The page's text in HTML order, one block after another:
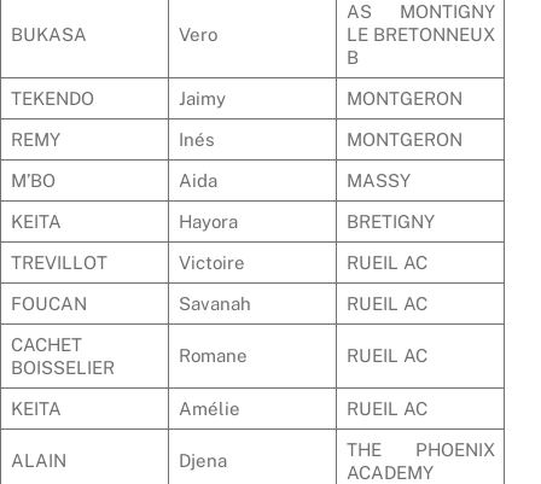
BUKASA Vero
AS MONTIGNY
LE BRETONNEUX
B
TEKENDO
Jaimy
MONTGERON
REMY
Inés
MONTGERON
M’BO
Aida
MASSY
KEITA
Hayora
BRETIGNY
TREVILLOT
Victoire
RUEIL AC
FOUCAN
Savanah
RUEIL AC
CACHET
BOISSELIER
Romane RUEIL AC
KEITA Amélie RUEIL AC
ALAIN Djena
THE PHOENIX
ACADEMY